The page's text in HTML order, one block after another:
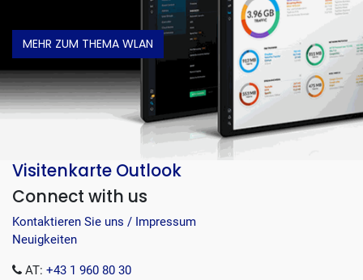
MEHR ZUM THEMA WLAN
Visitenkarte Outlook
Connect with us
Kontaktieren Sie uns / Impressum
Neuigkeiten
AT: +43 1 960 80 30